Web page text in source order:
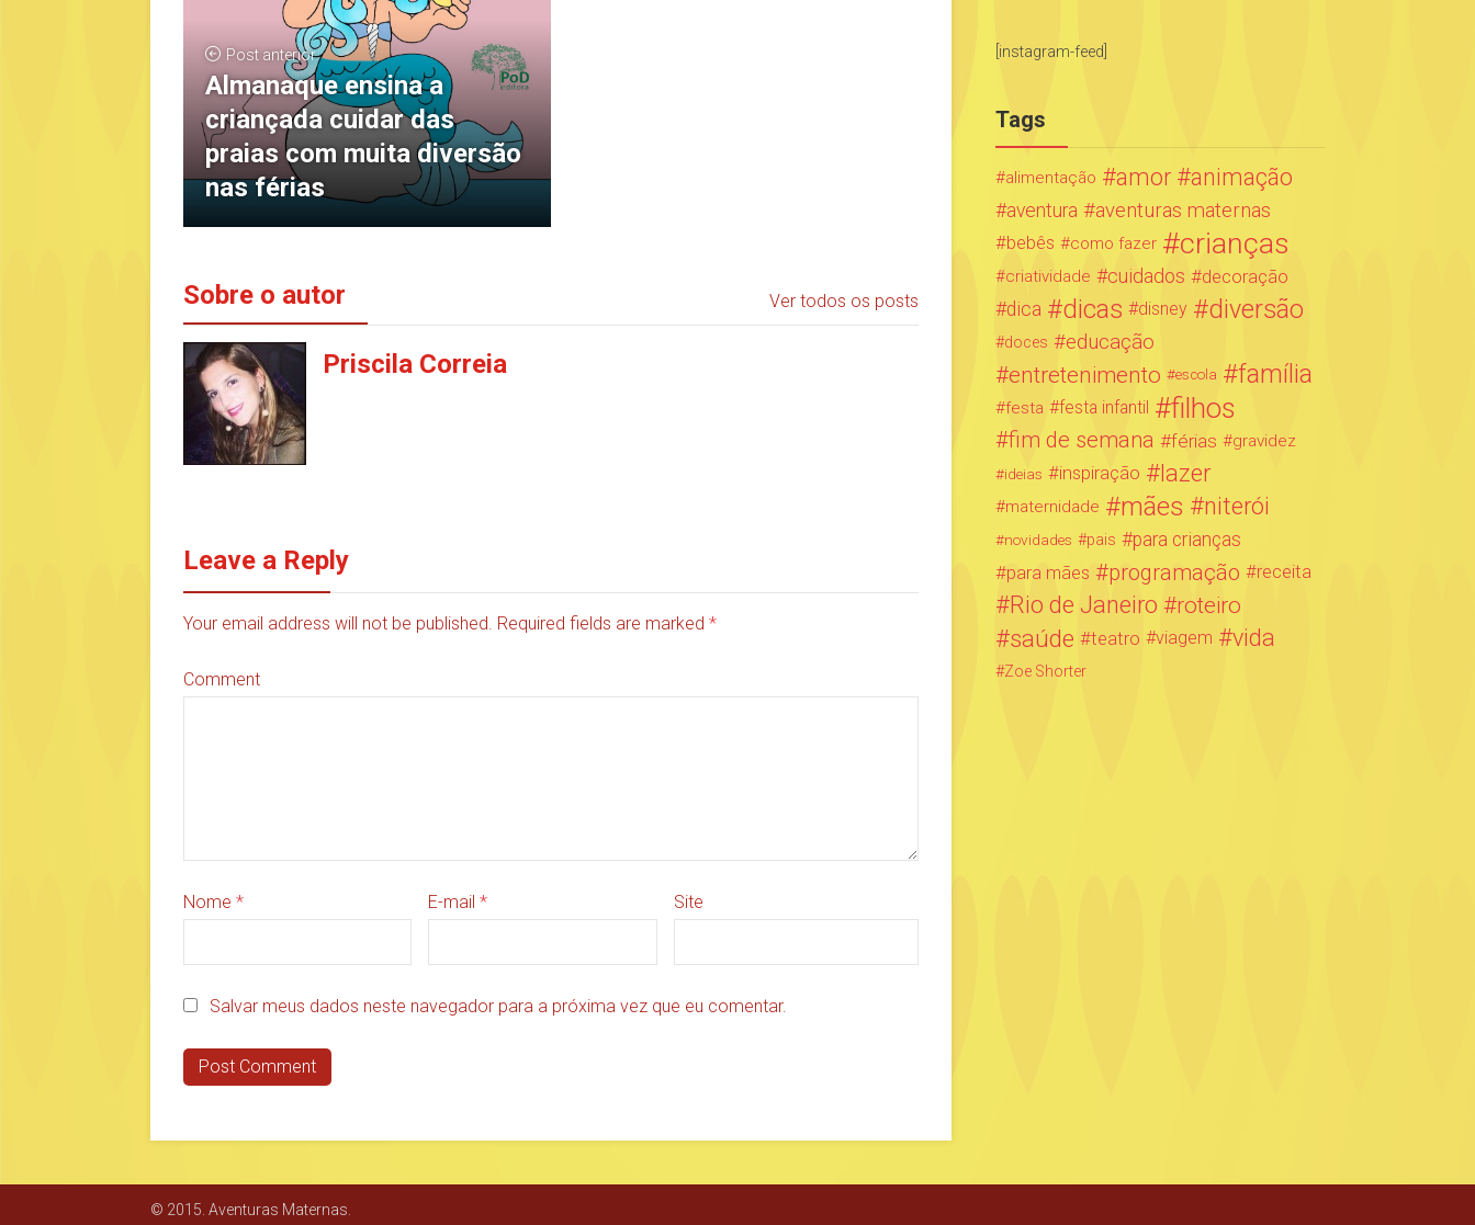
Post anterior
Almanaque ensina a
criançada cuidar das
praias com muita diversão
nas férias
Sobre o autor Ver todos os posts
Priscila Correia
Leave a Reply
Your email address will not be published. Required fields are marked *
Comment
Nome * E-mail* Site
Salvar meus dados neste navegador para a próxima vez que eu comentar.
[instagram-feed]
Tags
alimentação amor animação
aventura aventuras maternas
bebês como fazer crianças
criatividade cuidados
decoração
dica
dicas disney diversão
doces educação
entretenimento escola família
festa festa infantil filhos
fim de semana férias gravidez
ideias inspiração lazer
maternidade mães niterói
novidades pais
para crianças
para mães
programação receita
Rio de Janeiro roteiro
saúde teatro viagem vida
Zoe Shorter
© 2015. Aventuras Maternas.